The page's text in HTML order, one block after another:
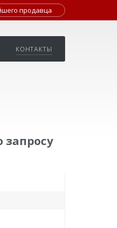
продавца
КОНТАКТЫ
запросу